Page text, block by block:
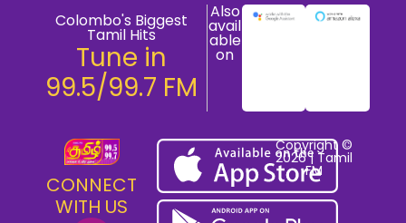
Colombo's Biggest
Tamil Hits
Tune in
99.5/99.7 FM
Also
avail
able
on
CONNECT
WITH US
Copyright ©
2026 | Tamil
FM